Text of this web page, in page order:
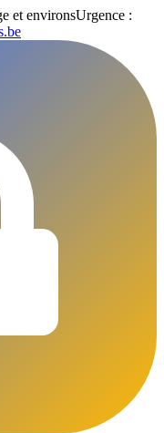
et environsUrgence :